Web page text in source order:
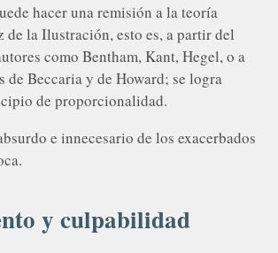
hacer una remisión a la teoría
la Ilustración, esto es, a partir del
como Bentham, Kant, Hegel, o a
de Beccaria y de Howard; se logra
de proporcionalidad.
e innecesario de los exacerbados
y culpabilidad